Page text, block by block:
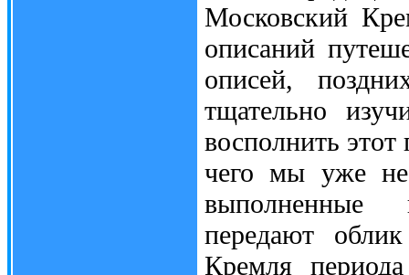
Московский
описаний
описей,
тщательно
восполнить этот
чего мы уже не
выполненные
передают
Кремля